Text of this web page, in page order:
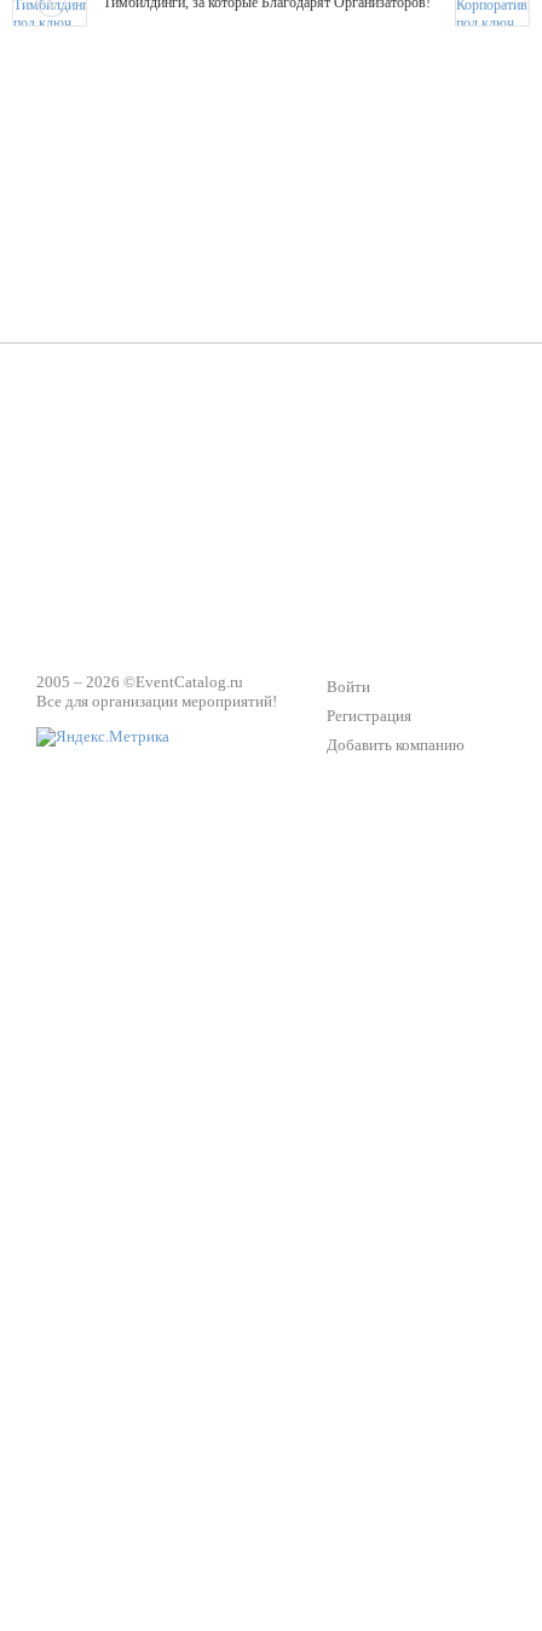
2005 – 2026 ©EventCatalog.ru
Все для организации мероприятий!
Войти
Регистрация
Добавить компанию